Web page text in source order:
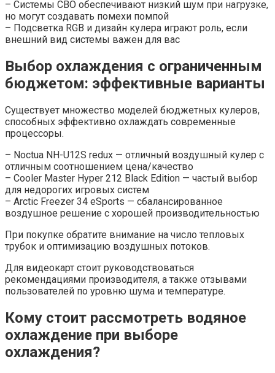
– Системы СВО обеспечивают низкий шум при нагрузке,
но могут создавать помехи помпой
– Подсветка RGB и дизайн кулера играют роль, если
внешний вид системы важен для вас
Выбор охлаждения с ограниченным
бюджетом: эффективные варианты
Существует множество моделей бюджетных кулеров,
способных эффективно охлаждать современные
процессоры.
– Noctua NH-U12S redux — отличный воздушный кулер с
отличным соотношением цена/качество
– Cooler Master Hyper 212 Black Edition — частый выбор
для недорогих игровых систем
– Arctic Freezer 34 eSports — сбалансированное
воздушное решение с хорошей производительностью
При покупке обратите внимание на число тепловых
трубок и оптимизацию воздушных потоков.
Для видеокарт стоит руководствоваться
рекомендациями производителя, а также отзывами
пользователей по уровню шума и температуре.
Кому стоит рассмотреть водяное
охлаждение при выборе
охлаждения?